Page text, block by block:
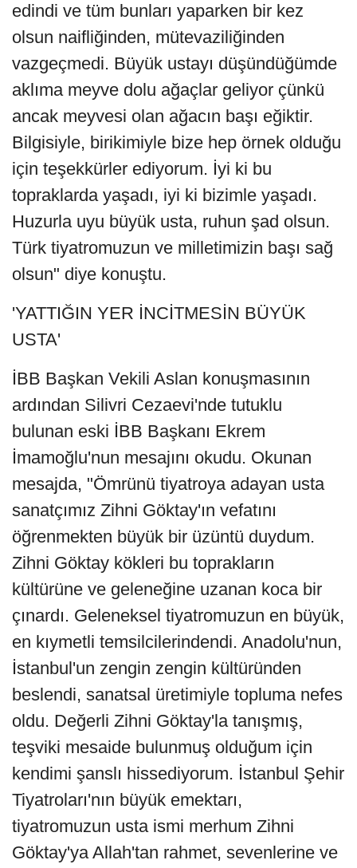
edindi ve tüm bunları yaparken bir kez
olsun naifliğinden, mütevaziliğinden
vazgeçmedi. Büyük ustayı düşündüğümde
aklıma meyve dolu ağaçlar geliyor çünkü
ancak meyvesi olan ağacın başı eğiktir.
Bilgisiyle, birikimiyle bize hep örnek olduğu
için teşekkürler ediyorum. İyi ki bu
topraklarda yaşadı, iyi ki bizimle yaşadı.
Huzurla uyu büyük usta, ruhun şad olsun.
Türk tiyatromuzun ve milletimizin başı sağ
olsun" diye konuştu.
'YATTIĞIN YER İNCİTMESİN BÜYÜK
USTA'
İBB Başkan Vekili Aslan konuşmasının
ardından Silivri Cezaevi'nde tutuklu
bulunan eski İBB Başkanı Ekrem
İmamoğlu'nun mesajını okudu. Okunan
mesajda, "Ömrünü tiyatroya adayan usta
sanatçımız Zihni Göktay'ın vefatını
öğrenmekten büyük bir üzüntü duydum.
Zihni Göktay kökleri bu toprakların
kültürüne ve geleneğine uzanan koca bir
çınardı. Geleneksel tiyatromuzun en büyük,
en kıymetli temsilcilerindendi. Anadolu'nun,
İstanbul'un zengin zengin kültüründen
beslendi, sanatsal üretimiyle topluma nefes
oldu. Değerli Zihni Göktay'la tanışmış,
teşviki mesaide bulunmuş olduğum için
kendimi şanslı hissediyorum. İstanbul Şehir
Tiyatroları'nın büyük emektarı,
tiyatromuzun usta ismi merhum Zihni
Göktay'ya Allah'tan rahmet, sevenlerine ve